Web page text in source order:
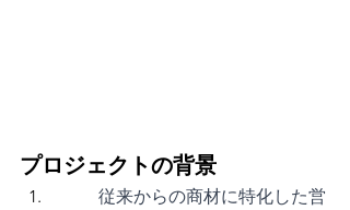
プロジェクトの背景
従来からの商材に特化した営